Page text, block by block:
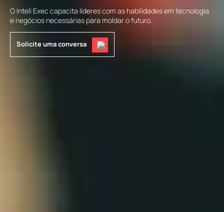
O Inteli Exec capacita líderes com as habilidades em tecnologia
e negócios necessárias para moldar o futuro.
Solicite uma conversa